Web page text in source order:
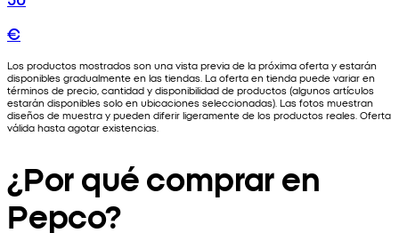
€
Los productos mostrados son una vista previa de la próxima oferta y estarán
disponibles gradualmente en las tiendas. La oferta en tienda puede variar en
términos de precio, cantidad y disponibilidad de productos (algunos artículos
estarán disponibles solo en ubicaciones seleccionadas). Las fotos muestran
diseños de muestra y pueden diferir ligeramente de los productos reales. Oferta
válida hasta agotar existencias.
¿Por qué comprar en
Pepco?